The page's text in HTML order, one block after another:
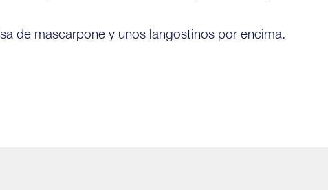
de mascarpone y unos langostinos por encima.